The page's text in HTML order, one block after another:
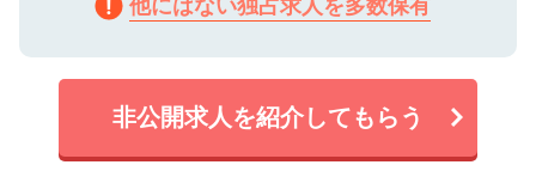
他にはない独占求人を多数保有
非公開求人を紹介してもらう